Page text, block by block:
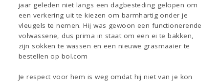
jaar geleden niet langs een dagbesteding gelopen om
een verkering uit te kiezen om barmhartig onder je
vleugels te nemen. Hij was gewoon een functionerende
volwassene, dus prima in staat om een ei te bakken,
zijn sokken te wassen en een nieuwe grasmaaier te
bestellen op bol.com
Je respect voor hem is weg omdat hij niet van je kon